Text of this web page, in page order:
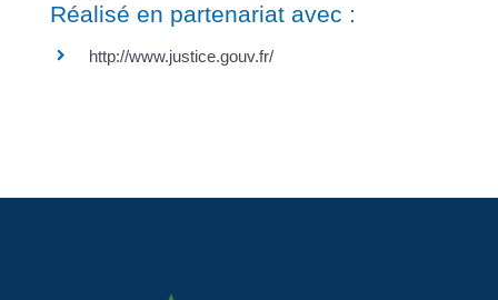
Réalisé en partenariat avec :
http://www.justice.gouv.fr/